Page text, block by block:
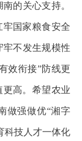
的关心支持。
牢国家粮食安全
不发生规模性
效衔接”防线更
更高。希望农业
做强做优“湘字
科技人才一体化